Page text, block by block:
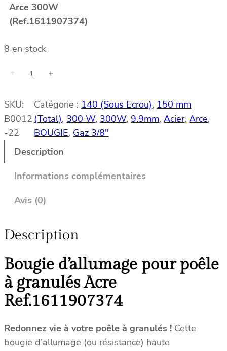
Arce 300W
(Ref.1611907374)
8 en stock
n
t
i
g
e
c
o
m
a
i
− +
SKU:
B0012
-22
Catégorie : 140 (Sous Ecrou), 150 mm
(Total), 300 W, 300W, 9.9mm, Acier, Arce
BOUGIE, Gaz 3/8″
Description
Informations complémentaires
Avis (0)
Description
Bougie d’allumage pour poêle
à granulés Acre
Ref.1611907374
Redonnez vie à votre poêle à granulés ! Cette
bougie d’allumage (ou résistance) haute